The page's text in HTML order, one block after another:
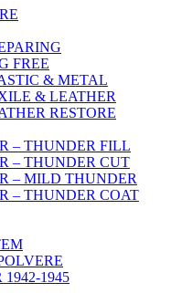
FREE
& METAL
& LEATHER
RESTORE
– THUNDER FILL
– THUNDER CUT
– MILD THUNDER
– THUNDER COAT
1945